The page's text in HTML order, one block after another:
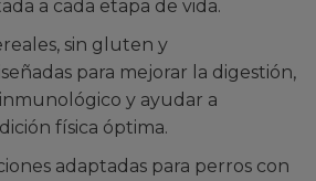
a cada etapa de vida.
sin gluten y
para mejorar la digestión,
y ayudar a
física óptima.
adaptadas para perros con